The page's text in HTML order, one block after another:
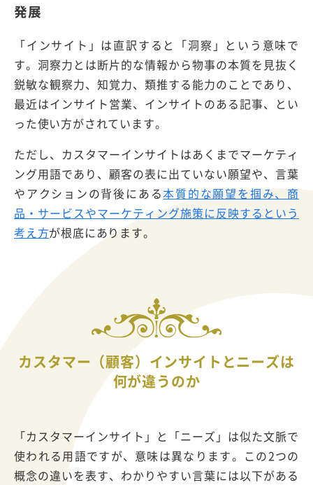
発展
「インサイト」は直訳すると「洞察」という意味で
す。洞察力とは断片的な情報から物事の本質を見抜く
鋭敏な観察力、知覚力、類推する能力のことであり、
最近はインサイト営業、インサイトのある記事、とい
った使い方がされています。
ただし、カスタマーインサイトはあくまでマーケティ
ング用語であり、顧客の表に出ていない願望や、言葉
やアクションの背後にある本質的な願望を掴み、商
品・サービスやマーケティング施策に反映するという
考え方が根底にあります。
カスタマー（顧客）インサイトとニーズは
何が違うのか
「カスタマーインサイト」と「ニーズ」は似た文脈で
使われる用語ですが、意味は異なります。この2つの
概念の違いを表す、わかりやすい言葉には以下がある